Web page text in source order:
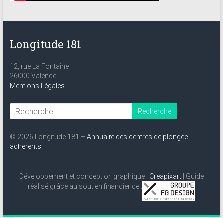
Longitude 181
12, rue La Fontaine
26000 Valence
Mentions Légales
© 2026 Longitude 181 – Annuaire des centres de plongée
adhérents
Développement et conception graphique : Creapixart| Guide
réalisé grâce au soutien financier de :